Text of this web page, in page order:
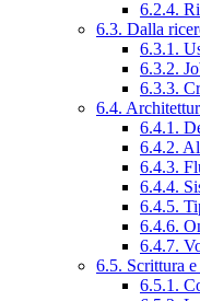
6.2.4.
6.3. Dalla
6.3.1.
6.3.2.
6.3.3.
6.4.
6.4.1.
6.4.2.
6.4.3.
6.4.4.
6.4.5.
6.4.6.
6.4.7.
6.5. Scrittura
6.5.1.